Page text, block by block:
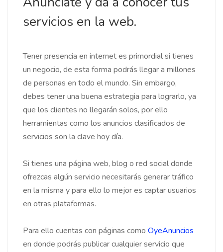
servicios en la web.
Tener presencia en internet es primordial si tienes
un negocio, de esta forma podrás llegar a millones
de personas en todo el mundo. Sin embargo,
debes tener una buena estrategia para lograrlo, ya
que los clientes no llegarán solos, por ello
herramientas como los anuncios clasificados de
servicios son la clave hoy día.
Si tienes una página web, blog o red social donde
ofrezcas algún servicio necesitarás generar tráfico
en la misma y para ello lo mejor es captar usuarios
en otras plataformas.
Para ello cuentas con páginas como OyeAnuncios
en donde podrás publicar cualquier servicio que